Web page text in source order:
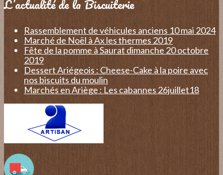
L’actualité de la Biscuiterie
Rassemblement de véhicules anciens 10 mai 2024
Marché de Noël à Ax les thermes 2019
Fête de la pomme à Saurat dimanche 20 octobre
2019
Dessert Ariégeois : Cheese-Cake à la poire avec
nos biscuits du moulin
Marchés en Ariège : Les cabannes 26juillet18